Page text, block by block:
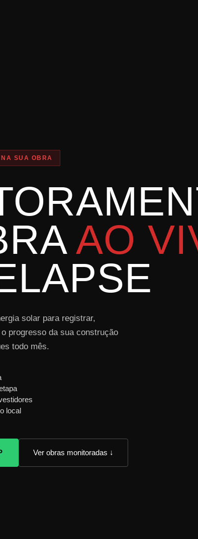
SUA OBRA
AO
solar para registrar,
progresso da sua construção
todo mês.
local
Ver obras monitoradas ↓